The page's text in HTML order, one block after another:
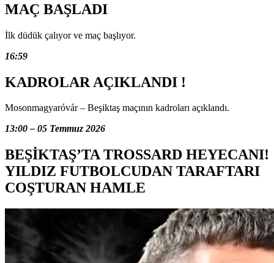
MAÇ BAŞLADI
İlk düdük çalıyor ve maç başlıyor.
16:59
KADROLAR AÇIKLANDI !
Mosonmagyaróvár – Beşiktaş maçının kadroları açıklandı.
13:00 – 05 Temmuz 2026
BEŞİKTAŞ’TA TROSSARD HEYECANI!
YILDIZ FUTBOLCUDAN TARAFTARI
COŞTURAN HAMLE